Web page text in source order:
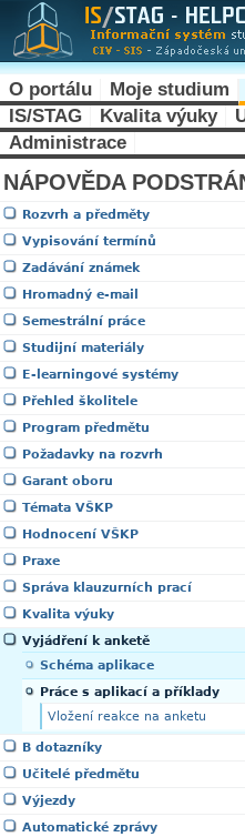
O portálu Moje studium
IS/STAG
Kvalita výuky
Administrace
NÁPOVĚDA
Rozvrh a předměty
Vypisování termínů
Zadávání známek
Hromadný e-mail
Semestrální práce
Studijní materiály
E-learningové systémy
Přehled školitele
Program předmětu
Požadavky na rozvrh
Garant oboru
Témata VŠKP
Hodnocení VŠKP
Praxe
Správa klauzurních prací
Kvalita výuky
Vyjádření k anketě
Schéma aplikace
Práce s aplikací a příklady
Vložení reakce na anketu
B dotazníky
Učitelé předmětu
Výjezdy
Automatické zprávy